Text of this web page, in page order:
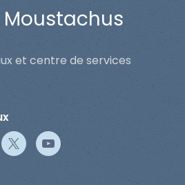
Moustachus
et centre de services